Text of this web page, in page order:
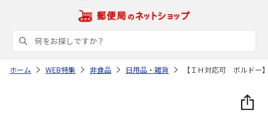
ホーム WEB特集 非食品 日用品・雑貨 【ＩＨ対応可 ボルド